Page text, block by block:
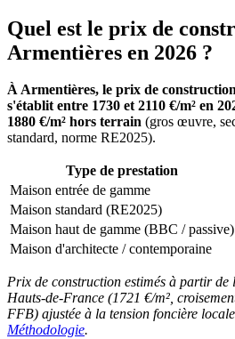
Quel est le prix de
Armentières en 2026 ?
À Armentières, le prix de
s'établit entre 1730 et 2110 €/m² en
1880 €/m² hors terrain (gros œuvre,
standard, norme RE2025).
Type de prestation
Maison entrée de gamme
Maison standard (RE2025)
Maison haut de gamme (BBC / passive)
Maison d'architecte / contemporaine
Prix de construction estimés à partir de
Hauts-de-France (1721 €/m²,
FFB) ajustée à la tension foncière
Méthodologie.